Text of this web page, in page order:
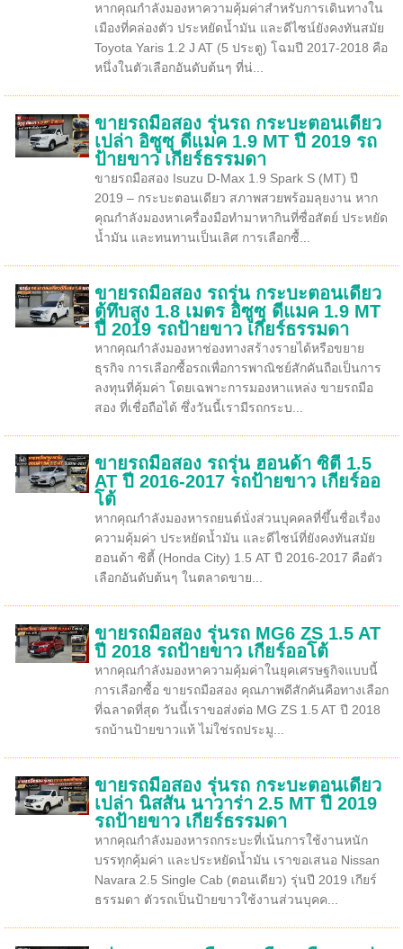
หากคุณกำลังมองหาความคุ้มค่าสำหรับการเดินทางใน
เมืองที่คล่องตัว ประหยัดน้ำมัน และดีไซน์ยังคงทันสมัย
Toyota Yaris 1.2 J AT (5 ประตู) โฉมปี 2017-2018 คือ
หนึ่งในตัวเลือกอันดับต้นๆ ที่น่...
ขายรถมือสอง รุ่นรถ กระบะตอนเดียว
เปล่า อิซูซุ ดีแมค 1.9 MT ปี 2019 รถ
ป้ายขาว เกียร์ธรรมดา
ขายรถมือสอง Isuzu D-Max 1.9 Spark S (MT) ปี
2019 – กระบะตอนเดียว สภาพสวยพร้อมลุยงาน หาก
คุณกำลังมองหาเครื่องมือทำมาหากินที่ซื่อสัตย์ ประหยัด
น้ำมัน และทนทานเป็นเลิศ การเลือกซื้...
ขายรถมือสอง รถรุ่น กระบะตอนเดียว
ตู้ทึบสูง 1.8 เมตร อิซูซุ ดีแมค 1.9 MT
ปี 2019 รถป้ายขาว เกียร์ธรรมดา
หากคุณกำลังมองหาช่องทางสร้างรายได้หรือขยาย
ธุรกิจ การเลือกซื้อรถเพื่อการพาณิชย์สักคันถือเป็นการ
ลงทุนที่คุ้มค่า โดยเฉพาะการมองหาแหล่ง ขายรถมือ
สอง ที่เชื่อถือได้ ซึ่งวันนี้เรามีรถกระบ...
ขายรถมือสอง รถรุ่น ฮอนด้า ซิตี้ 1.5
AT ปี 2016-2017 รถป้ายขาว เกียร์ออ
โต้
หากคุณกำลังมองหารถยนต์นั่งส่วนบุคคลที่ขึ้นชื่อเรื่อง
ความคุ้มค่า ประหยัดน้ำมัน และดีไซน์ที่ยังคงทันสมัย
ฮอนด้า ซิตี้ (Honda City) 1.5 AT ปี 2016-2017 คือตัว
เลือกอันดับต้นๆ ในตลาดขาย...
ขายรถมือสอง รุ่นรถ MG6 ZS 1.5 AT
ปี 2018 รถป้ายขาว เกียร์ออโต้
หากคุณกำลังมองหาความคุ้มค่าในยุคเศรษฐกิจแบบนี้
การเลือกซื้อ ขายรถมือสอง คุณภาพดีสักคันคือทางเลือก
ที่ฉลาดที่สุด วันนี้เราขอส่งต่อ MG ZS 1.5 AT ปี 2018
รถบ้านป้ายขาวแท้ ไม่ใช่รถประมู...
ขายรถมือสอง รุ่นรถ กระบะตอนเดียว
เปล่า นิสสัน นาวาร่า 2.5 MT ปี 2019
รถป้ายขาว เกียร์ธรรมดา
หากคุณกำลังมองหารถกระบะที่เน้นการใช้งานหนัก
บรรทุกคุ้มค่า และประหยัดน้ำมัน เราขอเสนอ Nissan
Navara 2.5 Single Cab (ตอนเดียว) รุ่นปี 2019 เกียร์
ธรรมดา ตัวรถเป็นป้ายขาวใช้งานส่วนบุคค...